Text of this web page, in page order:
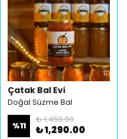
Çatak Bal Evi
Doğal Süzme Bal
%11
₺ 1,450.00
₺ 1,290.00